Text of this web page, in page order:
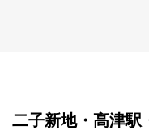
二子新地・高津駅